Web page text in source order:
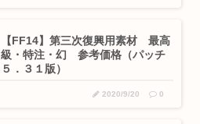
【FF14】第三次復興用素材 最高
級・特注・幻 参考価格（パッチ
５．３１版）
2020/9/20 0